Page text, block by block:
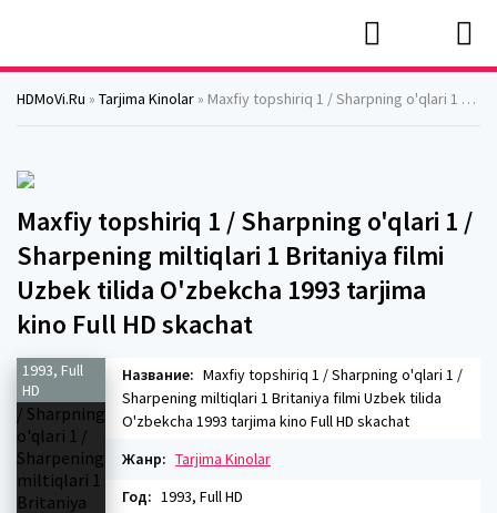
HDMoVi.Ru » Tarjima Kinolar » Maxfiy topshiriq 1 / Sharpning o'qlari 1 / Sharpening miltiqlari 1 Britaniya filmi Uzbek tilida O'zbekcha 1993 tarjima kino Full HD skachat
Maxfiy topshiriq 1 / Sharpning o'qlari 1 /
Sharpening miltiqlari 1 Britaniya filmi
Uzbek tilida O'zbekcha 1993 tarjima
kino Full HD skachat
1993, Full
HD
Название: Maxfiy topshiriq 1 / Sharpning o'qlari 1 /
Sharpening miltiqlari 1 Britaniya filmi Uzbek tilida
O'zbekcha 1993 tarjima kino Full HD skachat
Жанр: Tarjima Kinolar
Год: 1993, Full HD